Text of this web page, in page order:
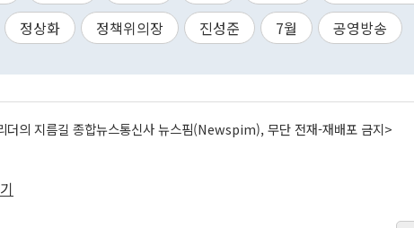
정상화 정책위의장 진성준 7월 공영방송
더의 지름길 종합뉴스통신사 뉴스핌(Newspim), 무단 전재-재배포 금지>